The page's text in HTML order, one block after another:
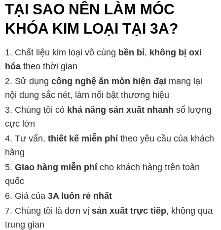
TẠI SAO NÊN LÀM MÓC
KHÓA KIM LOẠI TẠI 3A?
Chất liệu kim loại vô cùng bền bỉ, không bị oxi
hóa theo thời gian
Sử dụng công nghệ ăn mòn hiện đại mang lại
nội dung sắc nét, làm nổi bật thương hiệu
Chúng tôi có khả năng sản xuất nhanh số lượng
cực lớn
Tư vấn, thiết kế miễn phítheo yêu cầu của khách
hàng
Giao hàng miễn phícho khách hàng trên toàn
quốc
Giá của 3A luôn rẻ nhất
Chúng tôi là đơn vị sản xuất trực tiếp, không qua
trung gian